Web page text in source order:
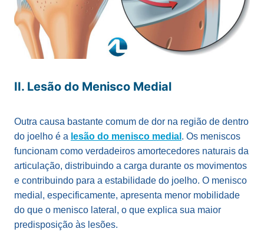
II. Lesão do Menisco Medial
Outra causa bastante comum de dor na região de dentro
do joelho é a lesão do menisco medial . Os meniscos
funcionam como verdadeiros amortecedores naturais da
articulação, distribuindo a carga durante os movimentos
e contribuindo para a estabilidade do joelho. O menisco
medial, especificamente, apresenta menor mobilidade
do que o menisco lateral, o que explica sua maior
predisposição às lesões.